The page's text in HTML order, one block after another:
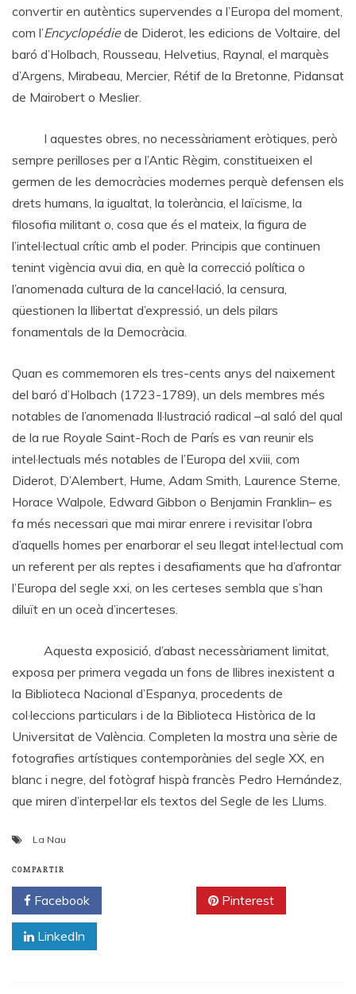
convertir en autèntics supervendes a l’Europa del moment,
com l’Encyclopédiede Diderot, les edicions de Voltaire, del
baró d’Holbach, Rousseau, Helvetius, Raynal, el marquès
d’Argens, Mirabeau, Mercier, Rétif de la Bretonne, Pidansat
de Mairobert o Meslier.
I aquestes obres, no necessàriament eròtiques, però
sempre perilloses per a l’Antic Règim, constitueixen el
germen de les democràcies modernes perquè defensen els
drets humans, la igualtat, la tolerància, el laïcisme, la
filosofia militant o, cosa que és el mateix, la figura de
l’intel·lectual crític amb el poder. Principis que continuen
tenint vigència avui dia, en què la correcció política o
l’anomenada cultura de la cancel·lació, la censura,
qüestionen la llibertat d’expressió, un dels pilars
fonamentals de la Democràcia.
Quan es commemoren els tres-cents anys del naixement
del baró d’Holbach (1723-1789), un dels membres més
notables de l’anomenada Il·lustració radical –al saló del qual
de la rue Royale Saint-Roch de París es van reunir els
intel·lectuals més notables de l’Europa del xviii, com
Diderot, D’Alembert, Hume, Adam Smith, Laurence Sterne,
Horace Walpole, Edward Gibbon o Benjamin Franklin– es
fa més necessari que mai mirar enrere i revisitar l’obra
d’aquells homes per enarborar el seu llegat intel·lectual com
un referent per als reptes i desafiaments que ha d’afrontar
l’Europa del segle xxi, on les certeses sembla que s’han
diluït en un oceà d’incerteses.
Aquesta exposició, d’abast necessàriament limitat,
exposa per primera vegada un fons de llibres inexistent a
la Biblioteca Nacional d’Espanya, procedents de
col·leccions particulars i de la Biblioteca Històrica de la
Universitat de València. Completen la mostra una sèrie de
fotografies artístiques contemporànies del segle XX, en
blanc i negre, del fotògraf hispà francès Pedro Hernández,
que miren d’interpel·lar els textos del Segle de les Llums.
La Nau
COMPARTIR
Facebook Pinterest
LinkedIn